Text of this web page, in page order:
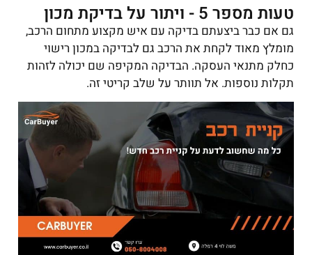
טעות מספר 5 - ויתור על בדיקת מכון
גם אם כבר ביצעתם בדיקה עם איש מקצוע מתחום הרכב,
מומלץ מאוד לקחת את הרכב גם לבדיקה במכון רישוי
כחלק מתנאי העסקה. הבדיקה המקיפה שם יכולה לזהות
תקלות נוספות. אל תוותר על שלב קריטי זה.